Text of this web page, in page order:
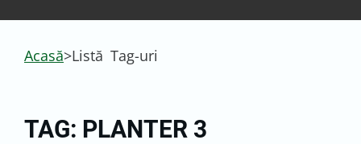
Acasă>Listă Tag-uri
TAG: PLANTER 3